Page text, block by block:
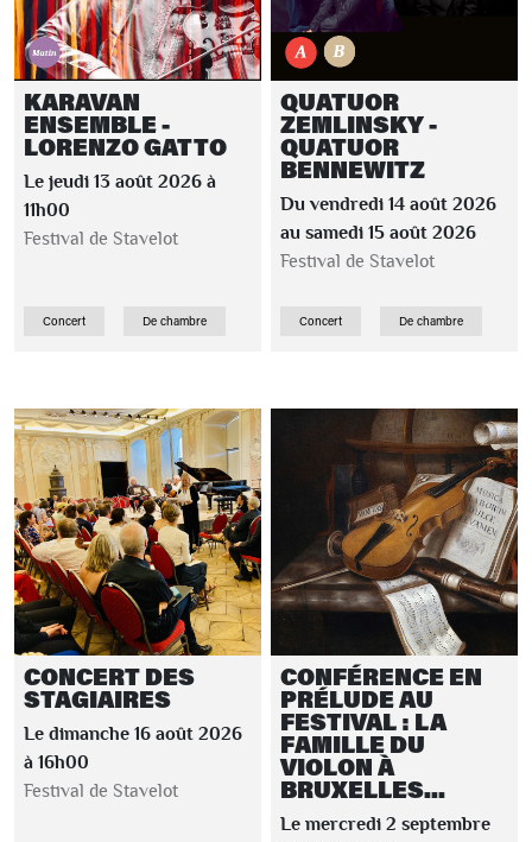
KARAVAN
ENSEMBLE -
LORENZO GATTO
Le jeudi 13 août 2026 à
11h00
Festival de Stavelot
Concert De chambre
QUATUOR
ZEMLINSKY -
QUATUOR
BENNEWITZ
Du vendredi 14 août 2026
au samedi 15 août 2026
Festival de Stavelot
Concert De chambre
CONCERT DES
STAGIAIRES
Le dimanche 16 août 2026
à 16h00
Festival de Stavelot
CONFÉRENCE EN
PRÉLUDE AU
FESTIVAL : LA
FAMILLE DU
VIOLON À
BRUXELLES...
Le mercredi 2 septembre